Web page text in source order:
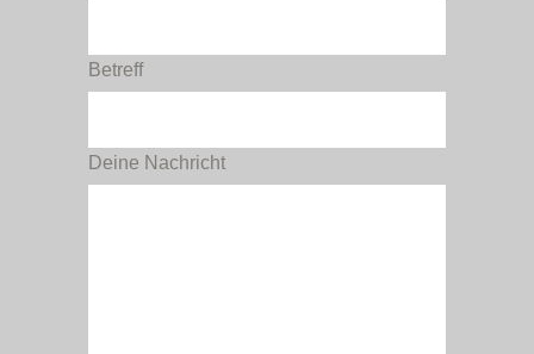
Betreff
Deine Nachricht